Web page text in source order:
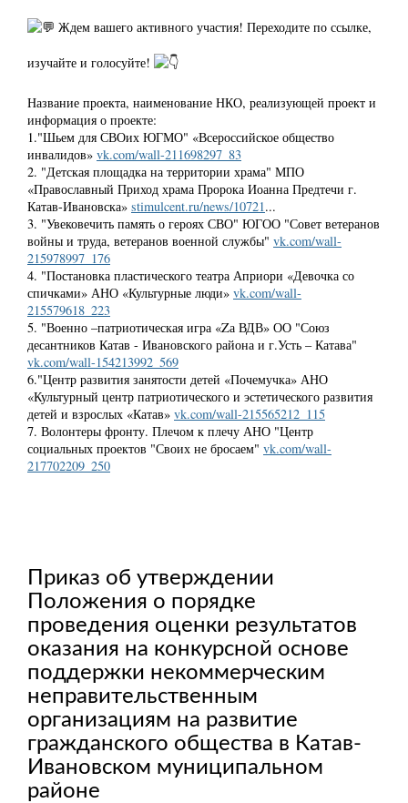
Ждем вашего активного участия! Переходите по ссылке,
изучайте и голосуйте!
Название проекта, наименование НКО, реализующей проект и
информация о проекте:
1."Шьем для СВОих ЮГМО" «Всероссийское общество
инвалидов» vk.com/wall-211698297_83
2. "Детская площадка на территории храма" МПО
«Православный Приход храма Пророка Иоанна Предтечи г.
Катав-Ивановска» stimulcent.ru/news/10721...
3. "Увековечить память о героях СВО" ЮГОО "Совет ветеранов
войны и труда, ветеранов военной службы" vk.com/wall-
215978997_176
4. "Постановка пластического театра Априори «Девочка со
спичками» АНО «Культурные люди» vk.com/wall-
215579618_223
5. "Военно –патриотическая игра «Zа ВДВ» ОО "Союз
десантников Катав - Ивановского района и г.Усть – Катава"
vk.com/wall-154213992_569
6."Центр развития занятости детей «Почемучка» АНО
«Культурный центр патриотического и эстетического развития
детей и взрослых «Катав» vk.com/wall-215565212_115
7. Волонтеры фронту. Плечом к плечу АНО "Центр
социальных проектов "Своих не бросаем" vk.com/wall-
217702209_250
Приказ об утверждении
Положения о порядке
проведения оценки результатов
оказания на конкурсной основе
поддержки некоммерческим
неправительственным
организациям на развитие
гражданского общества в Катав-
Ивановском муниципальном
районе